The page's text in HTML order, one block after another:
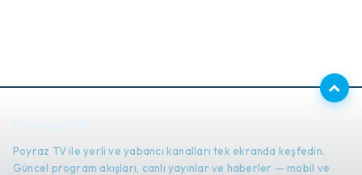
Poyraz TV ile yerli ve yabancı kanalları tek ekranda keşfedin.
Güncel program akışları, canlı yayınlar ve haberler — mobil ve